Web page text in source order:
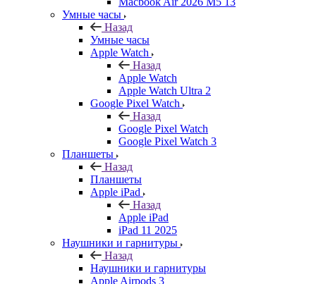
Умные часы
Назад
Умные часы
Apple Watch
Назад
Apple Watch
Apple Watch Ultra 2
Google Pixel Watch
Назад
Google Pixel Watch
Google Pixel Watch 3
Планшеты
Назад
Планшеты
Apple iPad
Назад
Apple iPad
iPad 11 2025
Наушники и гарнитуры
Назад
Наушники и гарнитуры
Apple Airpods 3